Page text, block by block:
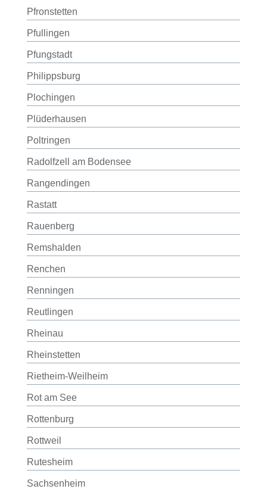
Pfronstetten
Pfullingen
Pfungstadt
Philippsburg
Plochingen
Plüderhausen
Poltringen
Radolfzell am Bodensee
Rangendingen
Rastatt
Rauenberg
Remshalden
Renchen
Renningen
Reutlingen
Rheinau
Rheinstetten
Rietheim-Weilheim
Rot am See
Rottenburg
Rottweil
Rutesheim
Sachsenheim